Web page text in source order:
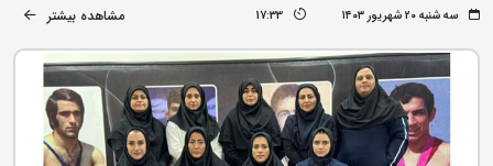
سه شنبه ۲۰ شهریور ۱۴۰۳ 17:33 مشاهده بیشتر